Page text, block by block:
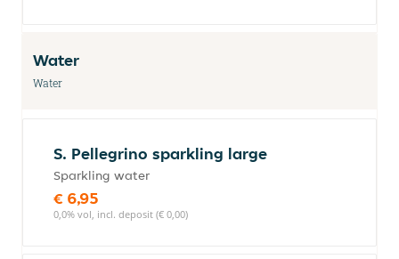
Water
Water
S. Pellegrino sparkling large
Sparkling water
€ 6,95
0,0% vol, incl. deposit (€ 0,00)